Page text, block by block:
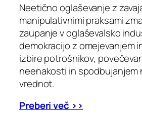
Neetično oglaševanje z
manipulativnimi praksami
zaupanje v oglaševalsko
demokracijo z omejevanjem
izbire potrošnikov,
neenakosti in spodbujanjem
vrednot.
Preberi več >>